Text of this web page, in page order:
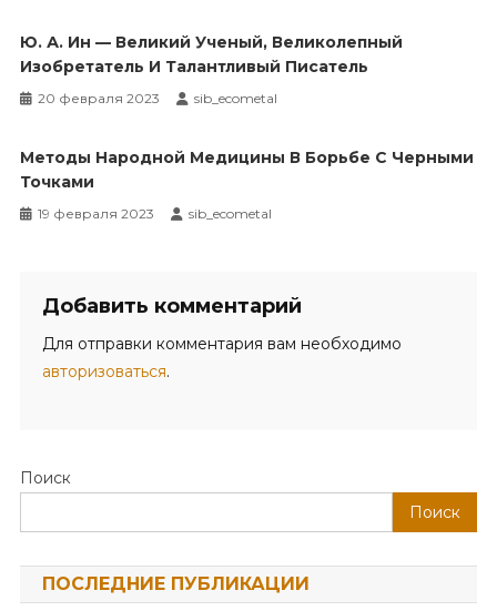
Ю. А. Ин — Великий Ученый, Великолепный
Изобретатель И Талантливый Писатель
20 февраля 2023 sib_ecometal
Методы Народной Медицины В Борьбе С Черными
Точками
19 февраля 2023 sib_ecometal
Добавить комментарий
Для отправки комментария вам необходимо
авторизоваться.
Поиск
Поиск
ПОСЛЕДНИЕ ПУБЛИКАЦИИ